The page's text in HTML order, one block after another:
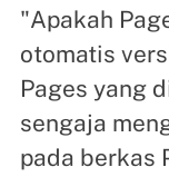
"Apakah
otomatis
Pages yang
sengaja
pada berkas